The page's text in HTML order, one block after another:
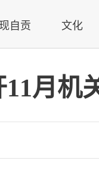
自贡 文化
月机